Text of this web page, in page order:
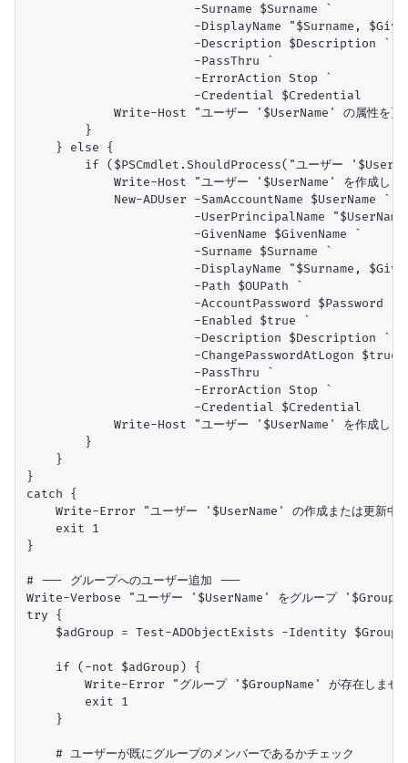
                       -Surname $Surname `
-DisplayName "$Surname,
                       -Description $Description `
                       -PassThru `
                       -ErrorAction Stop `
                       -Credential $Credential
Write-Host "ユーザー '$UserName' の属性を
        }
    } else {
if ($PSCmdlet.ShouldProcess("ユーザー
Write-Host "ユーザー '$UserName' を作成し
            New-ADUser -SamAccountName $UserName `
-UserPrincipalName
                       -GivenName $GivenName `
                       -Surname $Surname `
-DisplayName "$Surname,
                       -Path $OUPath `
                       -AccountPassword $Password `
                       -Enabled $true `
                       -Description $Description `
-ChangePasswordAtLogon $true
                       -PassThru `
                       -ErrorAction Stop `
                       -Credential $Credential
Write-Host "ユーザー '$UserName' を作成し
        }
    }
}
catch {
Write-Error "ユーザー '$UserName' の作成または更新
    exit 1
}
# --- グループへのユーザー追加 ---
Write-Verbose "ユーザー '$UserName' をグループ
try {
$adGroup = Test-ADObjectExists -Identity
    if (-not $adGroup) {
Write-Error "グループ '$GroupName' が存在しません
        exit 1
    }
    # ユーザーが既にグループのメンバーであるかチェック